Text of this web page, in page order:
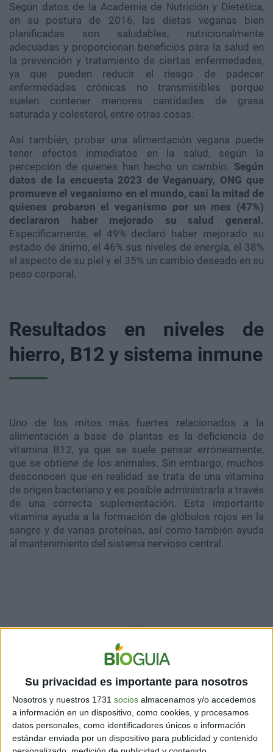
Su privacidad es importante para nosotros
Nosotros y nuestros 1731 socios almacenamos y/o accedemos
a información en un dispositivo, como cookies, y procesamos
datos personales, como identificadores únicos e información
estándar enviada por un dispositivo para publicidad y contenido
Según datos de la Academia de Nutrición y Dietética,
en su postura de 2016, las dietas veganas bien
planificadas son saludables, nutricionalmente
adecuadas y proporcionan beneficios para la salud en
la prevención y tratamiento de ciertas enfermedades,
ya que pueden reducir el riesgo de padecer
enfermedades crónicas no transmisibles porque
suelen contener menores cantidades de grasa
saturada y colesterol, entre otras cosas.
Así también, probar una alimentación vegana puede
tener efectos inmediatos en la salud, según la
percepción de quienes han hecho un cambio. Según
datos de la encuesta 2023 de Veganuary, ONG que
promueve el veganismo en el mundo, casi la mitad de
quienes probaron el veganismo por un mes (47%)
declararon haber mejorado su salud general.
Específicamente, el 49% declaró haber mejorado su
estado de ánimo, el 46% sus niveles de energía, el 38%
el aspecto de su piel y el 35% un cambio deseado en su
peso corporal.
Resultados en niveles de
hierro, B12 y sistema inmune
Uno de los mitos más fuertes relacionados a la
alimentación a base de plantas es la deficiencia de
vitamina B12, ya que se suele pensar erróneamente,
que se obtiene de los animales. Sin embargo, muchos
desconocen que en realidad se trata de una vitamina
de origen bacteriano y es posible administrarla a través
de una correcta suplementación. Esta importante
vitamina ayuda a la formación de glóbulos rojos en la
sangre y de varias proteínas, así como también ayuda
al mantenimiento del sistema nervioso central.
Según el informe de Animal Libre, un 77% de la
población vegana analizada tiene niveles normales de